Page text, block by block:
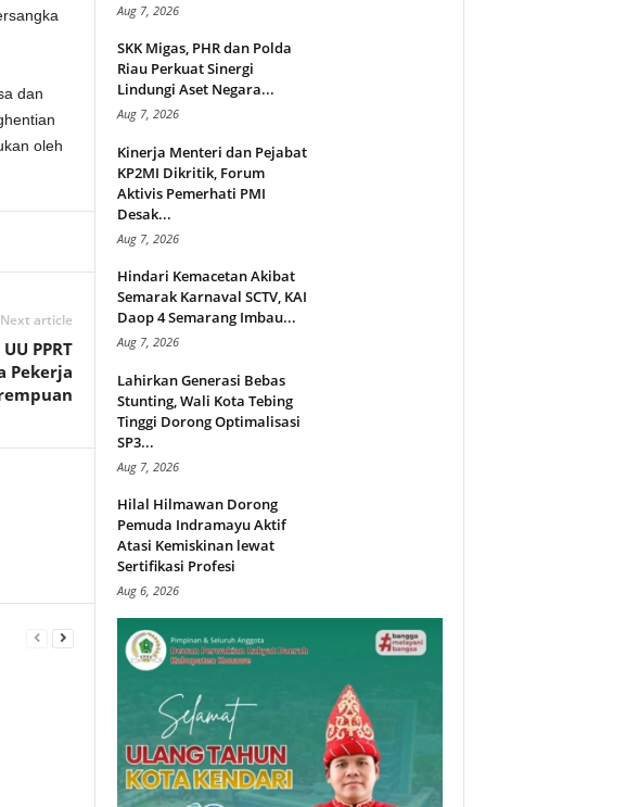
dan
oleh
Next article
PPRT
Pekerja
Aug 7, 2026
SKK Migas, PHR dan Polda
Riau Perkuat Sinergi
Lindungi Aset Negara...
Aug 7, 2026
Kinerja Menteri dan Pejabat
KP2MI Dikritik, Forum
Aktivis Pemerhati PMI
Desak...
Aug 7, 2026
Hindari Kemacetan Akibat
Semarak Karnaval SCTV, KAI
Daop 4 Semarang Imbau...
Aug 7, 2026
Lahirkan Generasi Bebas
Stunting, Wali Kota Tebing
Tinggi Dorong Optimalisasi
SP3...
Aug 7, 2026
Hilal Hilmawan Dorong
Pemuda Indramayu Aktif
Atasi Kemiskinan lewat
Sertifikasi Profesi
Aug 6, 2026